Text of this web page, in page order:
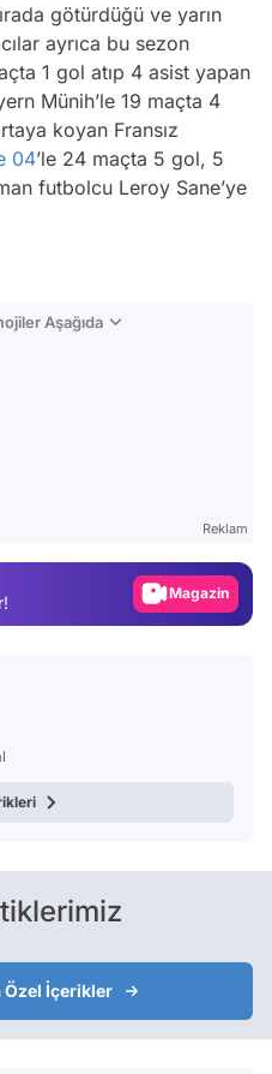
götürdüğü ve yarın
ayrıca bu sezon
1 gol atıp 4 asist yapan
Münih’le 19 maçta 4
koyan Fransız
04’le 24 maçta 5 gol, 5
futbolcu Leroy Sane’ye
Aşağıda
Reklam
Magazin
Özel İçerikler